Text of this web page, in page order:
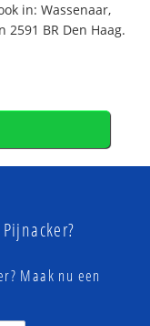
in: Wassenaar,
BR Den Haag.
Maak nu een